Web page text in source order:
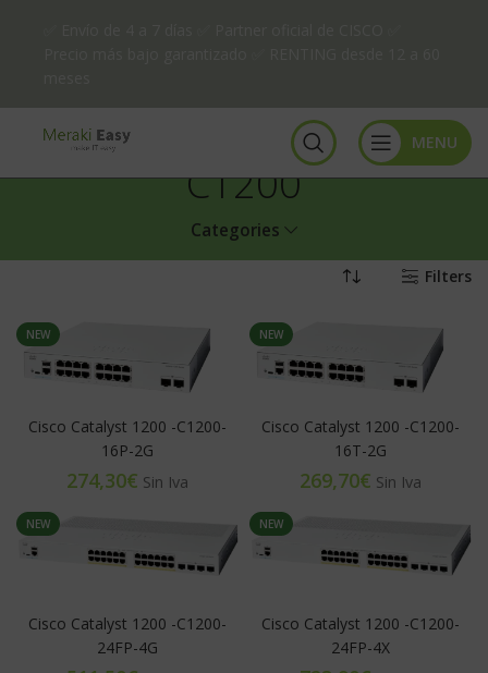
MENU
C1200
Categories
Filters
NEW
Cisco Catalyst 1200 -C1200-
16P-2G
€
NEW
Cisco Catalyst 1200 -C1200-
16T-2G
€
NEW
Cisco Catalyst 1200 -C1200-
24FP-4G
NEW
Cisco Catalyst 1200 -C1200-
24FP-4X